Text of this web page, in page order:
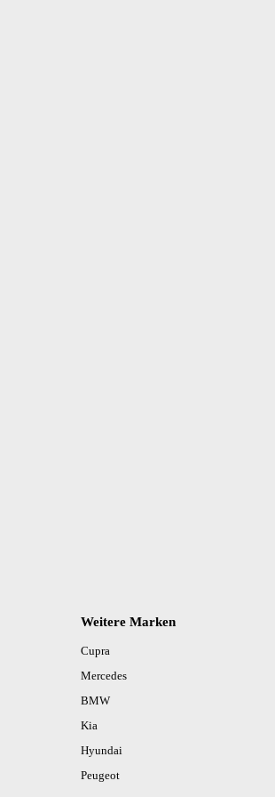
Weitere Marken
Cupra
Mercedes
BMW
Kia
Hyundai
Peugeot